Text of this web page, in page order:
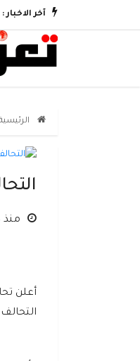
آخر الاخبار :
منذ 4 سنوات